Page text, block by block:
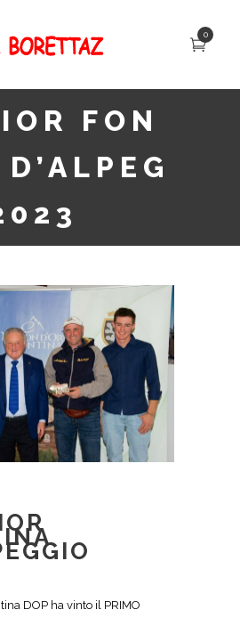
0
FON
DOP ha vinto il PRIMO